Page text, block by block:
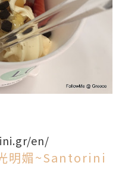
en/
明媚~Santorini